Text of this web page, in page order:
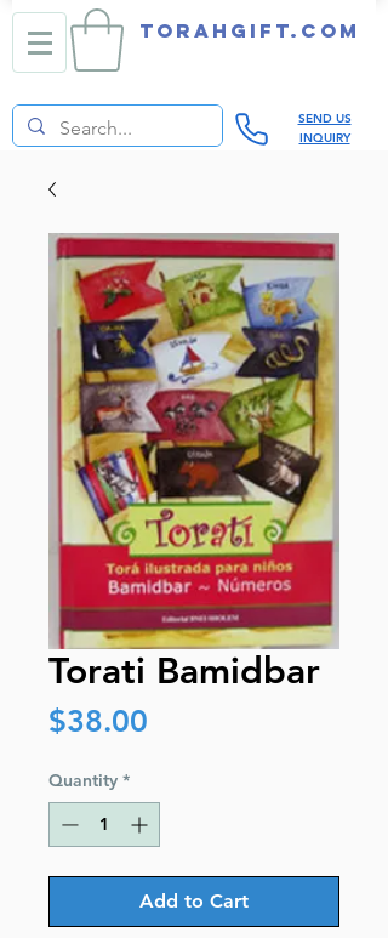
TORAHGIFT.com
SEND US
INQUIRY
Torati Bamidbar
$38.00
Quantity *
Add to Cart